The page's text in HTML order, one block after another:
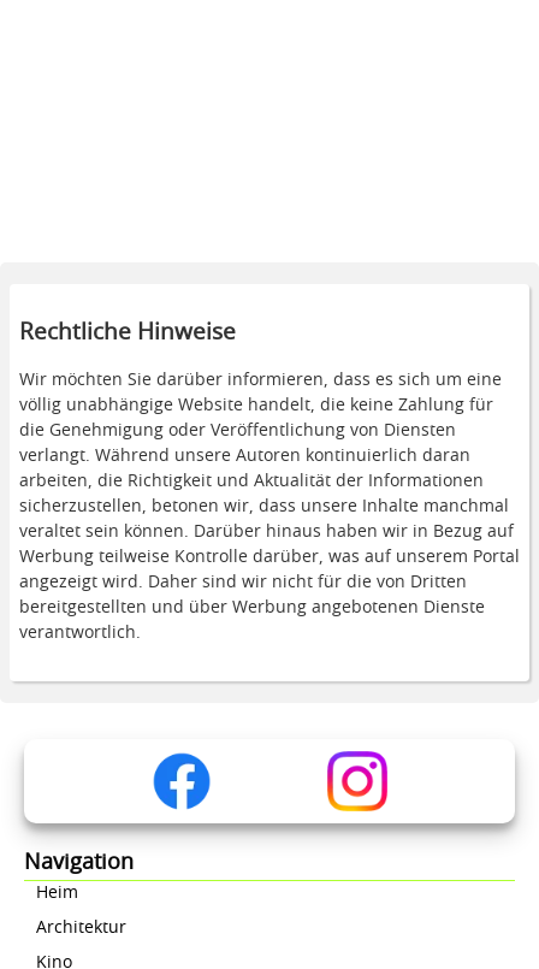
Rechtliche Hinweise
Wir möchten Sie darüber informieren, dass es sich um eine
völlig unabhängige Website handelt, die keine Zahlung für
die Genehmigung oder Veröffentlichung von Diensten
verlangt. Während unsere Autoren kontinuierlich daran
arbeiten, die Richtigkeit und Aktualität der Informationen
sicherzustellen, betonen wir, dass unsere Inhalte manchmal
veraltet sein können. Darüber hinaus haben wir in Bezug auf
Werbung teilweise Kontrolle darüber, was auf unserem Portal
angezeigt wird. Daher sind wir nicht für die von Dritten
bereitgestellten und über Werbung angebotenen Dienste
verantwortlich.
Navigation
Heim
Architektur
Kino